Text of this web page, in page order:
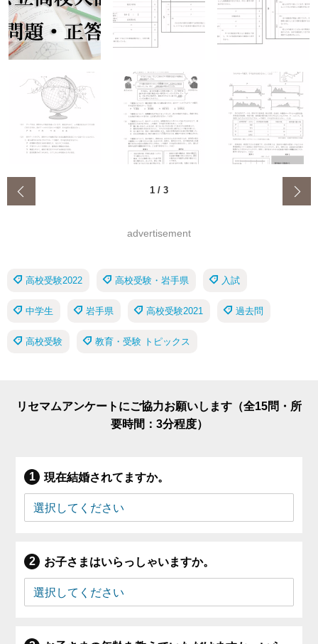
1 / 3
advertisement
高校受験2022 高校受験・岩手県 入試
中学生 岩手県 高校受験2021 過去問
高校受験 教育・受験 トピックス
リセマムアンケートにご協力お願いします（全15問・所
要時間：3分程度）
現在結婚されてますか。
お子さまはいらっしゃいますか。